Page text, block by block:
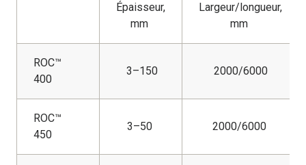
Épaisseur,
mm
Largeur/longueur,
mm
ROC™
400
3–150 2000/6000
ROC™
450
3–50 2000/6000